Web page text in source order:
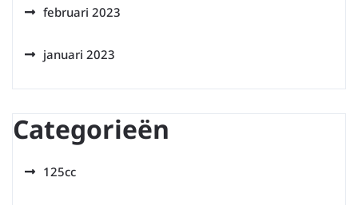
februari 2023
januari 2023
Categorieën
125cc